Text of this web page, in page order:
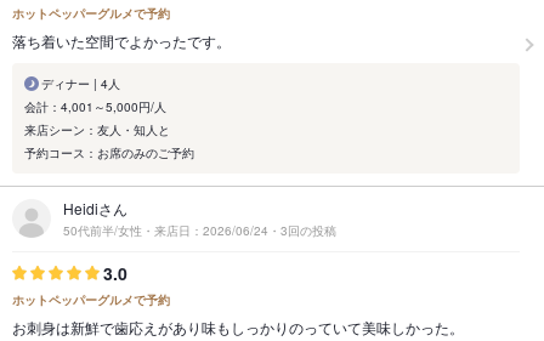
ホットペッパーグルメで予約
落ち着いた空間でよかったです。
ディナー | 4人
会計：4,001～5,000円/人
来店シーン：友人・知人と
予約コース：お席のみのご予約
Heidiさん
50代前半/女性・来店日：2026/06/24・3回の投稿
3.0
ホットペッパーグルメで予約
お刺身は新鮮で歯応えがあり味もしっかりのっていて美味しかった。